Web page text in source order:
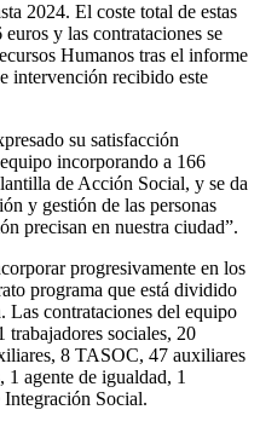
2024. El coste total de estas
y las contrataciones se
Humanos tras el informe
intervención recibido este
su satisfacción
incorporando a 166
de Acción Social, y se da
y gestión de las personas
precisan en nuestra ciudad”.
progresivamente en los
programa que está dividido
Las contrataciones del equipo
trabajadores sociales, 20
8 TASOC, 47 auxiliares
agente de igualdad, 1
Social.